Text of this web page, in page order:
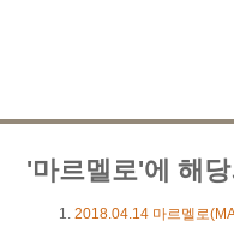
'마르멜로'에 해
2018.04.14 마르멜로